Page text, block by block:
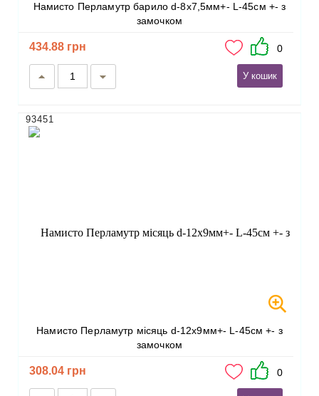
Намисто Перламутр барило d-8х7,5мм+- L-45см +- з
замочком
434.88 грн 0
У кошик
Намисто Перламутр місяць d-12х9мм+- L-45см +- з
замочком
93451
308.04 грн 0